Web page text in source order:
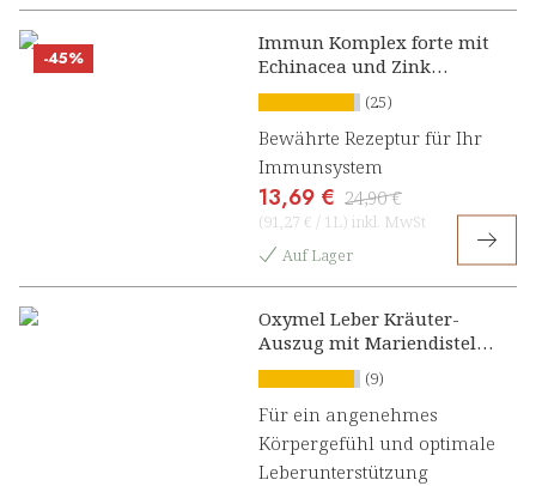
-45%
Immun Komplex forte mit
Echinacea und Zink
Konzentrat (25)
Bewährte Rezeptur für Ihr
Immunsystem
13,69 € 24,90 €
(91,27 € / 1L) inkl. MwSt
Auf Lager
Oxymel Leber Kräuter-
Auszug mit Mariendistel,
Artischocke und
Löwenzahn (9)
Für ein angenehmes
Körpergefühl und optimale
Leberunterstützung